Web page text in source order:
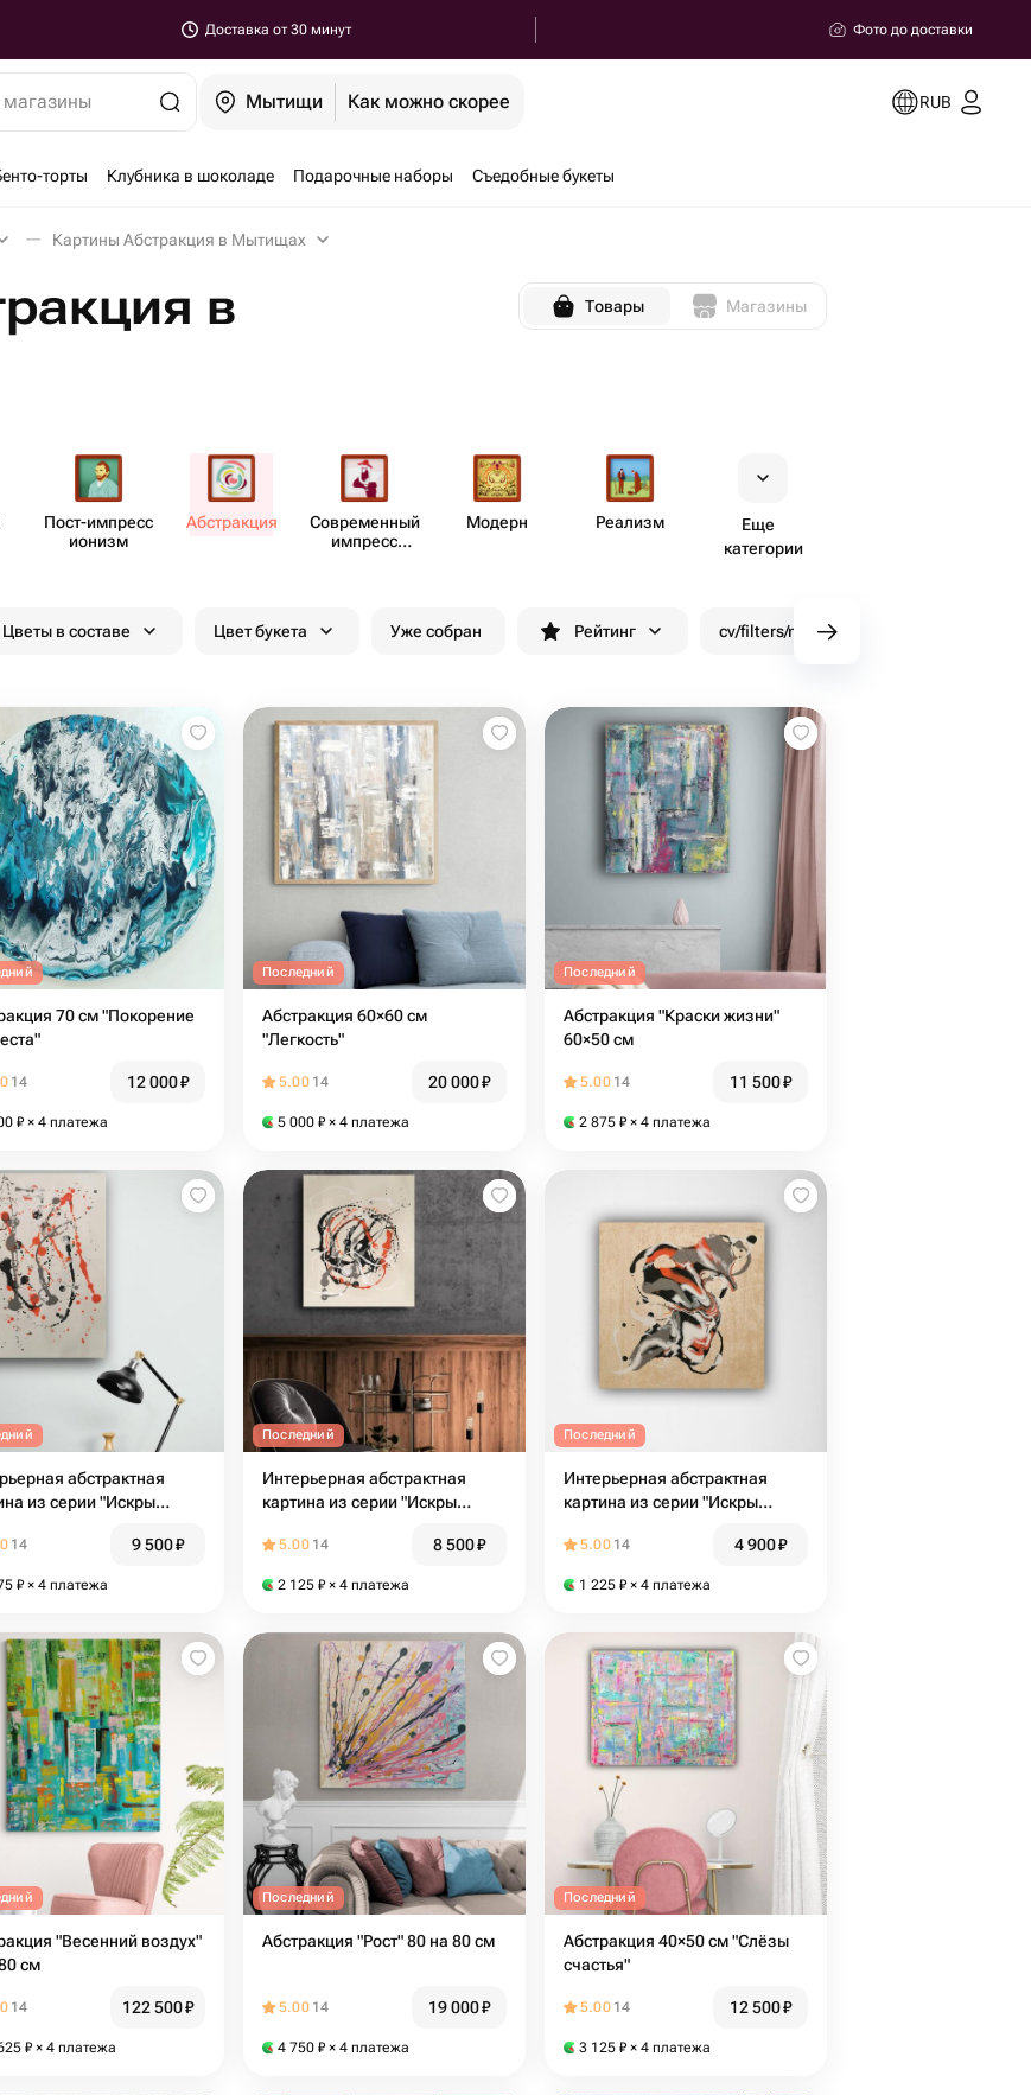
Доставка от 30 минут Фото до доставки
Мытищи Как можно скорее RUB
торты Клубника в шоколаде Подарочные наборы Съедобные букеты
Картины Абстракция в Мытищах
в
Товары Магазины
Пост-импресс​
ионизм
Абст​ракция
Совре​менный
импресс​
Модерн Реализм
Еще
категории
Цветы в составе Цвет букета Уже собран Рейтинг cv/filters/name_fast_delivery
70 см "Покорение
14 12 000₽
₽ × 4 платежа
Последний
Абстракция 60×60 см
"Легкость"
5.00 14 20 000₽
5 000 ₽ × 4 платежа
Последний
Абстракция "Краски жизни"
60×50 см
5.00 14 11 500₽
2 875 ₽ × 4 платежа
абстрактная
из серии "Искры
14 9 500₽
₽ × 4 платежа
Последний
Интерьерная абстрактная
картина из серии "Искры
5.00 14 8 500₽
2 125 ₽ × 4 платежа
Последний
Интерьерная абстрактная
картина из серии "Искры
5.00 14 4 900₽
1 225 ₽ × 4 платежа
"Весенний воздух"
см
14 122 500₽
₽ × 4 платежа
Последний
Абстракция "Рост" 80 на 80 см
5.00 14 19 000₽
4 750 ₽ × 4 платежа
Последний
Абстракция 40×50 см "Слёзы
счастья"
5.00 14 12 500₽
3 125 ₽ × 4 платежа